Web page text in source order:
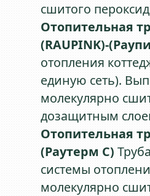
сшитого
Отопительная
(RAUPINK)-
отопления
единую сеть).
молекулярно
дозащитным
Отопительная
(Раутерм С)
системы
молекулярно